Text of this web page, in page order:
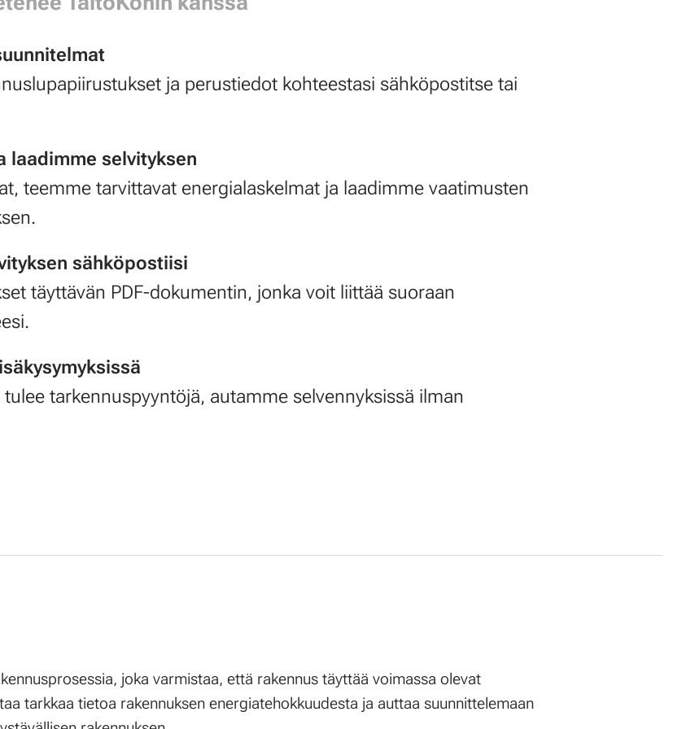
käsittelyyn ja sovimme kanssasi sopivan
valintasi mukaan ja laskutamme työn tämän
ja perustiedot kohteestasi sähköpostitse tai
laadimme selvityksen
teemme tarvittavat energialaskelmat ja laadimme vaatimusten
sähköpostiisi
täyttävän PDF-dokumentin, jonka voit liittää suoraan
tarkennuspyyntöjä, autamme selvennyksissä ilman
joka varmistaa, että rakennus täyttää voimassa olevat
tarkkaa tietoa rakennuksen energiatehokkuudesta ja auttaa suunnittelemaan